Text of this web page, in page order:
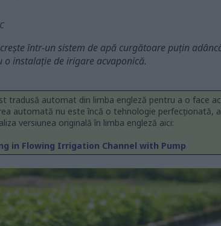
într-un sistem de apă curgătoare puțin
instalație de irigare acvaponică.
tradusă automat din limba engleză pentru a o face
automată nu este încă o tehnologie perfecționată,
versiunea originală în limba engleză aici:
in Flowing Irrigation Channel with Pump